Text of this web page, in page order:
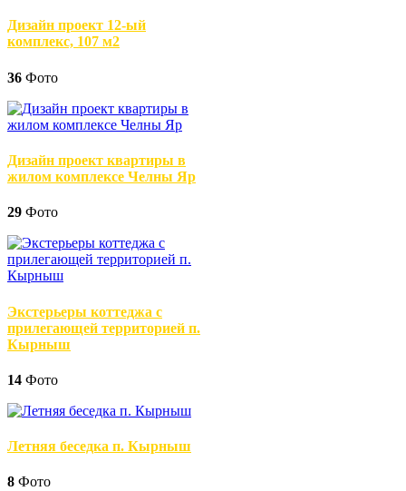
Дизайн проект 12-ый
комплекс, 107 м2
36 Фото
Дизайн проект квартиры в
жилом комплексе Челны Яр
29 Фото
Экстерьеры коттеджа с
прилегающей территорией п.
Кырныш
14 Фото
Летняя беседка п. Кырныш
8 Фото